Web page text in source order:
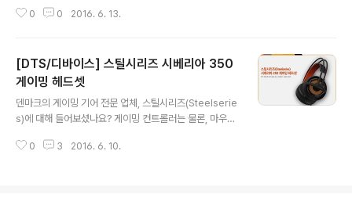
트폰 그리고 홈 로봇까지 다양한 제품군을 선보였는데요.
3)'였습니다. '젠폰 3(ZenFone 3)'는 기본형 모델인 '젠
폰 3', 메인 모델인 '젠폰 3 디럭스', 패블릿 모델인 '젠폰 3
울트라' 3가지 모델로 구성되어 있는데요. 그 중 DTS 헤드
폰:X 기술이 탑재되어 업그레이드된 멀티미디어를 즐길 수
있는 '젠폰 3 울트라(ZenFone 3 Ultra)'에 대해 좀 더 자
세히 알아보겠습니다. 젠폰 ..
0 0 2016. 6. 13.
[DTS/디바이스] 스틸시리즈 시베리아 350
게이밍 헤드셋
덴마크의 게이밍 기어 전문 업체, 스틸시리즈(Steelserie
s)에 대해 들어보셨나요? 게이밍 컨트롤러는 물론, 마우스,
매하는데요. 최근, 아주 스타일리쉬한 게이밍 헤드셋을 새
0 3 2016. 6. 10.